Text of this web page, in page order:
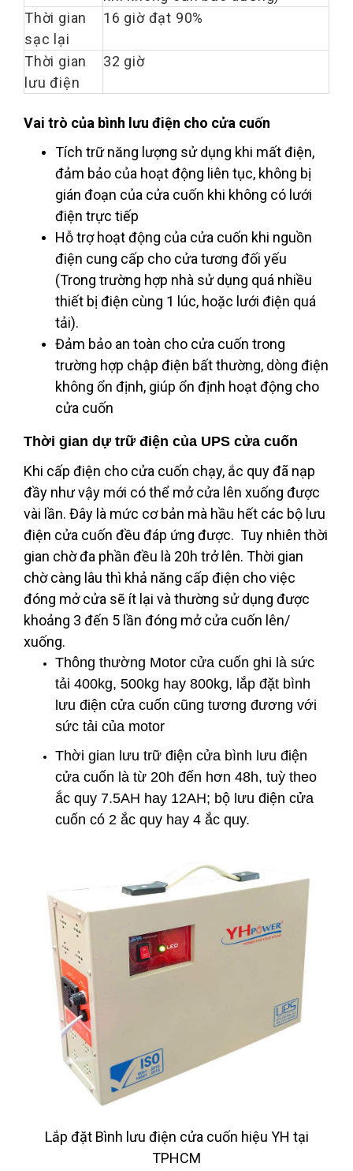
Thời gian
sạc lại
16 giờ đạt 90%
Thời gian
lưu điện
32 giờ
Vai trò của bình lưu điện cho cửa cuốn
Tích trữ năng lượng sử dụng khi mất điện,
đảm bảo của hoạt động liên tục, không bị
gián đoạn của cửa cuốn khi không có lưới
điện trực tiếp
Hỗ trợ hoạt động của cửa cuốn khi nguồn
điện cung cấp cho cửa tương đối yếu
(Trong trường hợp nhà sử dụng quá nhiều
thiết bị điện cùng 1 lúc, hoặc lưới điện quá
tải).
Đảm bảo an toàn cho cửa cuốn trong
trường hợp chập điện bất thường, dòng điện
không ổn định, giúp ổn định hoạt động cho
cửa cuốn
Thời gian dự trữ điện của UPS cửa cuốn
Khi cấp điện cho cửa cuốn chạy, ắc quy đã nạp
đầy như vậy mới có thể mở cửa lên xuống được
vài lần. Đây là mức cơ bản mà hầu hết các bộ lưu
điện cửa cuốn đều đáp ứng được. Tuy nhiên thời
gian chờ đa phần đều là 20h trở lên. Thời gian
chờ càng lâu thì khả năng cấp điện cho việc
đóng mở cửa sẽ ít lại và thường sử dụng được
khoảng 3 đến 5 lần đóng mở cửa cuốn lên/
xuống.
Thông thường Motor cửa cuốn ghi là sức
tải 400kg, 500kg hay 800kg, lắp đặt bình
lưu điện cửa cuốn cũng tương đương với
sức tải của motor
Thời gian lưu trữ điện cửa bình lưu điện
cửa cuốn là từ 20h đến hơn 48h, tuỳ theo
ắc quy 7.5AH hay 12AH; bộ lưu điện cửa
cuốn có 2 ắc quy hay 4 ắc quy.
Lắp đặt Bình lưu điện cửa cuốn hiệu YH tại
TPHCM